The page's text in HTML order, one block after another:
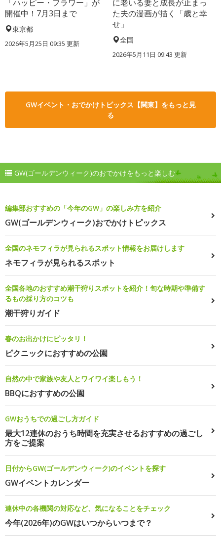
「ハッピー・フラワー」が
開催中！7月3日まで
東京都
2026年5月25日 09:35 更新
に老いる妻と成長が止まっ
た夫の漫画が描く「歳と幸
せ」
全国
2026年5月11日 09:43 更新
GWイベント・おでかけトピックス【関東】をもっと見
る
GW(ゴールデンウィーク)のおでかけをもっと楽しむ
編集部おすすめの「今年のGW」の楽しみ方を紹介
GW(ゴールデンウィーク)おでかけトピックス
全国のネモフィラが見られるスポット情報をお届けします
ネモフィラが見られるスポット
全国各地のおすすめ潮干狩りスポットを紹介！旬な時期や準備す
るもの採り方のコツも
潮干狩りガイド
春のお出かけにピッタリ！
ピクニックにおすすめの公園
自然の中で家族や友人とワイワイ楽しもう！
BBQにおすすめの公園
GWおうちでの過ごし方ガイド
最大12連休のおうち時間を充実させるおすすめの過ごし
方をご提案
日付からGW(ゴールデンウィーク)のイベントを探す
GWイベントカレンダー
連休中の各機関の対応など、気になることをチェック
今年(2026年)のGWはいつからいつまで？